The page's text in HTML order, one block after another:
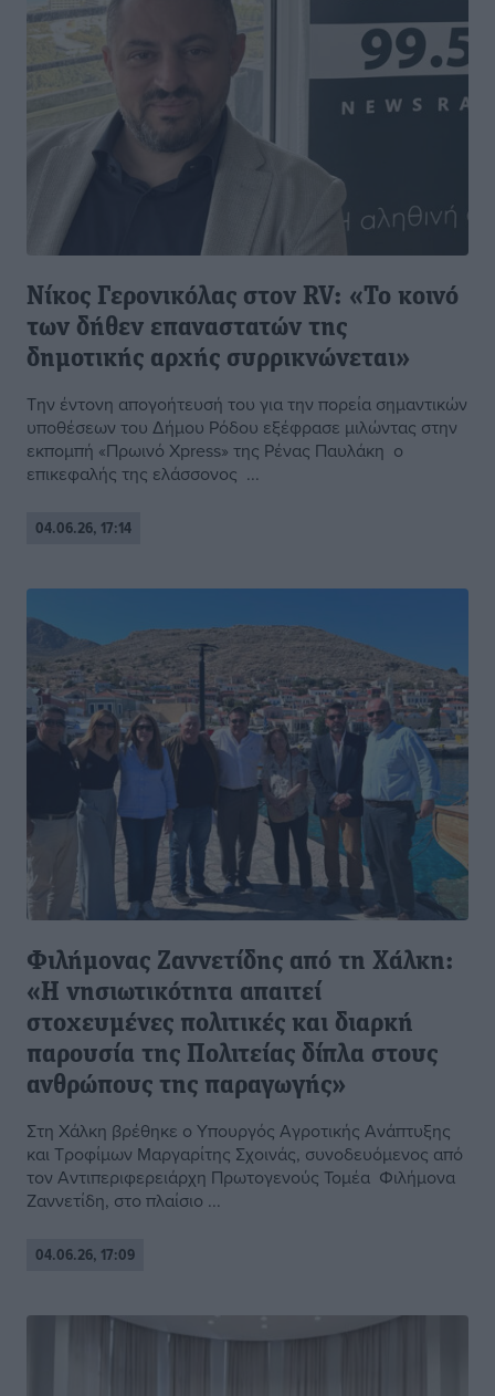
Νίκος Γερονικόλας στον RV: «Το κοινό
των δήθεν επαναστατών της
δημοτικής αρχής συρρικνώνεται»
Την έντονη απογοήτευσή του για την πορεία σημαντικών
υποθέσεων του Δήμου Ρόδου εξέφρασε μιλώντας στην
εκπομπή «Πρωινό Xpress» της Ρένας Παυλάκη ο
επικεφαλής της ελάσσονος ...
04.06.26, 17:14
Φιλήμονας Ζαννετίδης από τη Χάλκη:
«Η νησιωτικότητα απαιτεί
στοχευμένες πολιτικές και διαρκή
παρουσία της Πολιτείας δίπλα στους
ανθρώπους της παραγωγής»
Στη Χάλκη βρέθηκε ο Υπουργός Αγροτικής Ανάπτυξης
και Τροφίμων Μαργαρίτης Σχοινάς, συνοδευόμενος από
τον Αντιπεριφερειάρχη Πρωτογενούς Τομέα Φιλήμονα
Ζαννετίδη, στο πλαίσιο ...
04.06.26, 17:09